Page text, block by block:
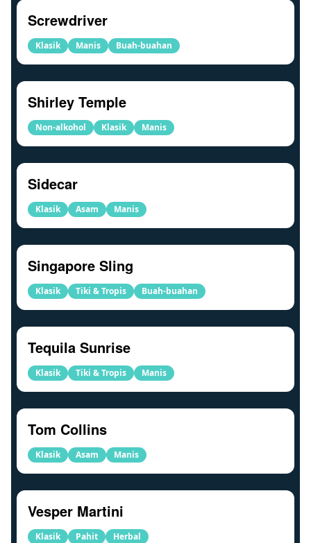
Screwdriver
Klasik Manis Buah-buahan
Shirley Temple
Non-alkohol Klasik Manis
Sidecar
Klasik Asam Manis
Singapore Sling
Klasik Tiki & Tropis Buah-buahan
Tequila Sunrise
Klasik Tiki & Tropis Manis
Tom Collins
Klasik Asam Manis
Vesper Martini
Klasik Pahit Herbal